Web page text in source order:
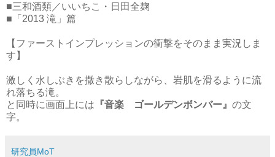
■三和酒類／いいちこ・日田全麹
■「2013 滝」篇
【ファーストインプレッションの衝撃をそのまま実況しま
す】
激しく水しぶきを撒き散らしながら、岩肌を滑るように流
れ落ちる滝。
と同時に画面上には 『音楽 ゴールデンボンバー』 の文
字。
研究員MoT